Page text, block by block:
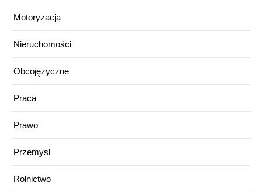
Motoryzacja
Nieruchomości
Obcojęzyczne
Praca
Prawo
Przemysł
Rolnictwo